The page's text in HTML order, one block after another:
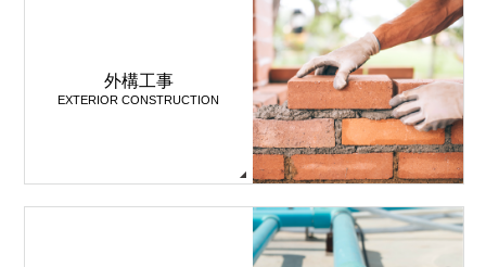
外構工事
EXTERIOR CONSTRUCTION